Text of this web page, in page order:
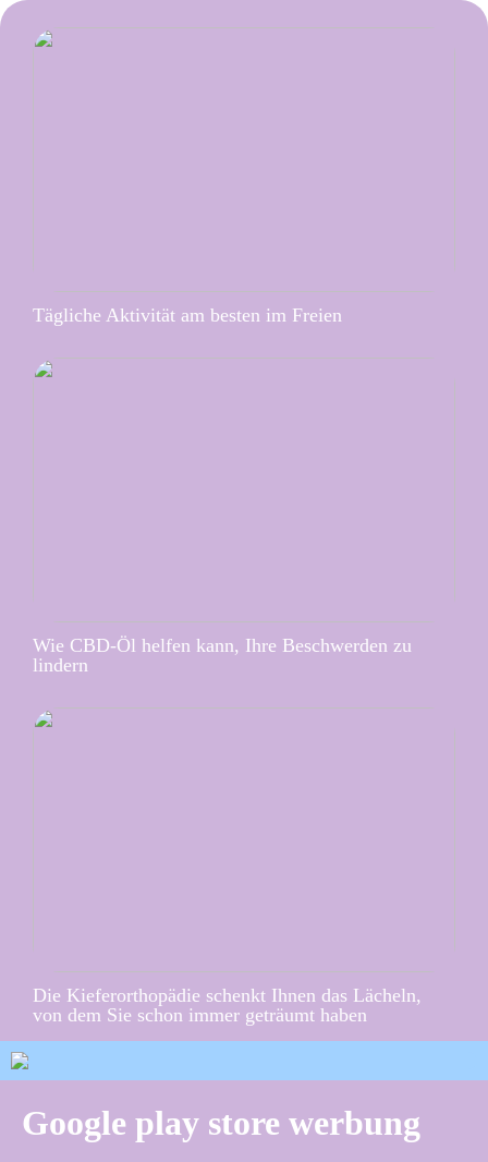
Tägliche Aktivität am besten im Freien
Wie CBD-Öl helfen kann, Ihre Beschwerden zu
lindern
Die Kieferorthopädie schenkt Ihnen das Lächeln,
von dem Sie schon immer geträumt haben
Google play store werbung